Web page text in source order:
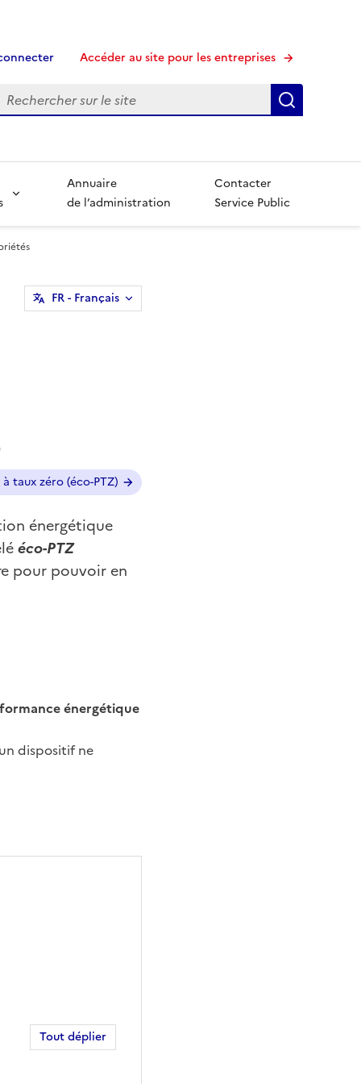
Accéder au site pour les entreprises
Annuaire
de l’administration
Contacter
Service Public
FR- Français
taux zéro (éco-PTZ)
énergétique
éco-PTZ
pour pouvoir en
énergétique
dispositif ne
Tout déplier